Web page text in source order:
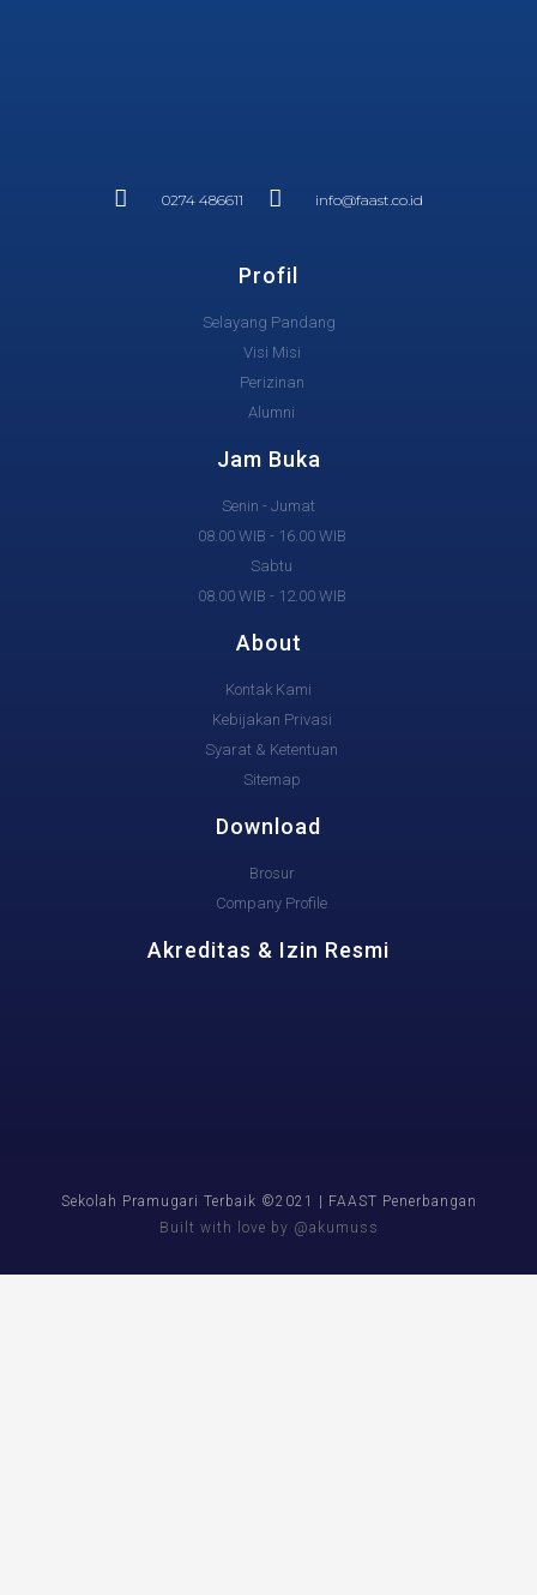
0274 486611 info@faast.co.id
Profil
Selayang Pandang
Visi Misi
Perizinan
Alumni
Jam Buka
Senin - Jumat
08.00 WIB - 16.00 WIB
Sabtu
08.00 WIB - 12.00 WIB
About
Kontak Kami
Kebijakan Privasi
Syarat & Ketentuan
Sitemap
Download
Brosur
Company Profile
Akreditas & Izin Resmi
Sekolah Pramugari Terbaik ©2021 | FAAST Penerbangan
Built with love by @akumuss